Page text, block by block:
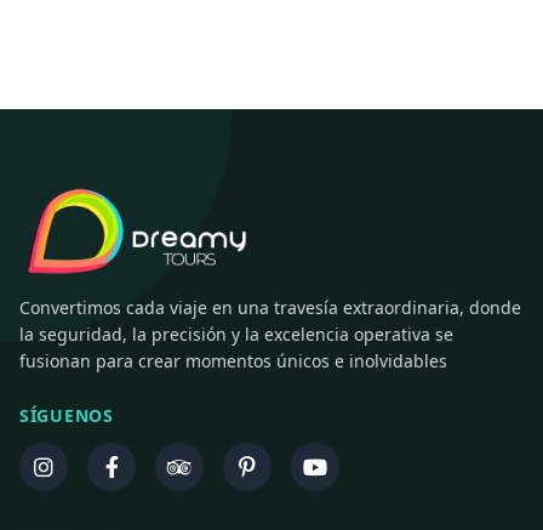
Convertimos cada viaje en una travesía extraordinaria, donde
la seguridad, la precisión y la excelencia operativa se
fusionan para crear momentos únicos e inolvidables
SÍGUENOS